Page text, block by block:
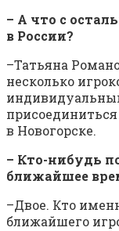
– А что с
в России?
–Татьяна
несколько
в Новогорске.
– Кто-нибудь
ближайшее
–Двое. Кто
ближайшего